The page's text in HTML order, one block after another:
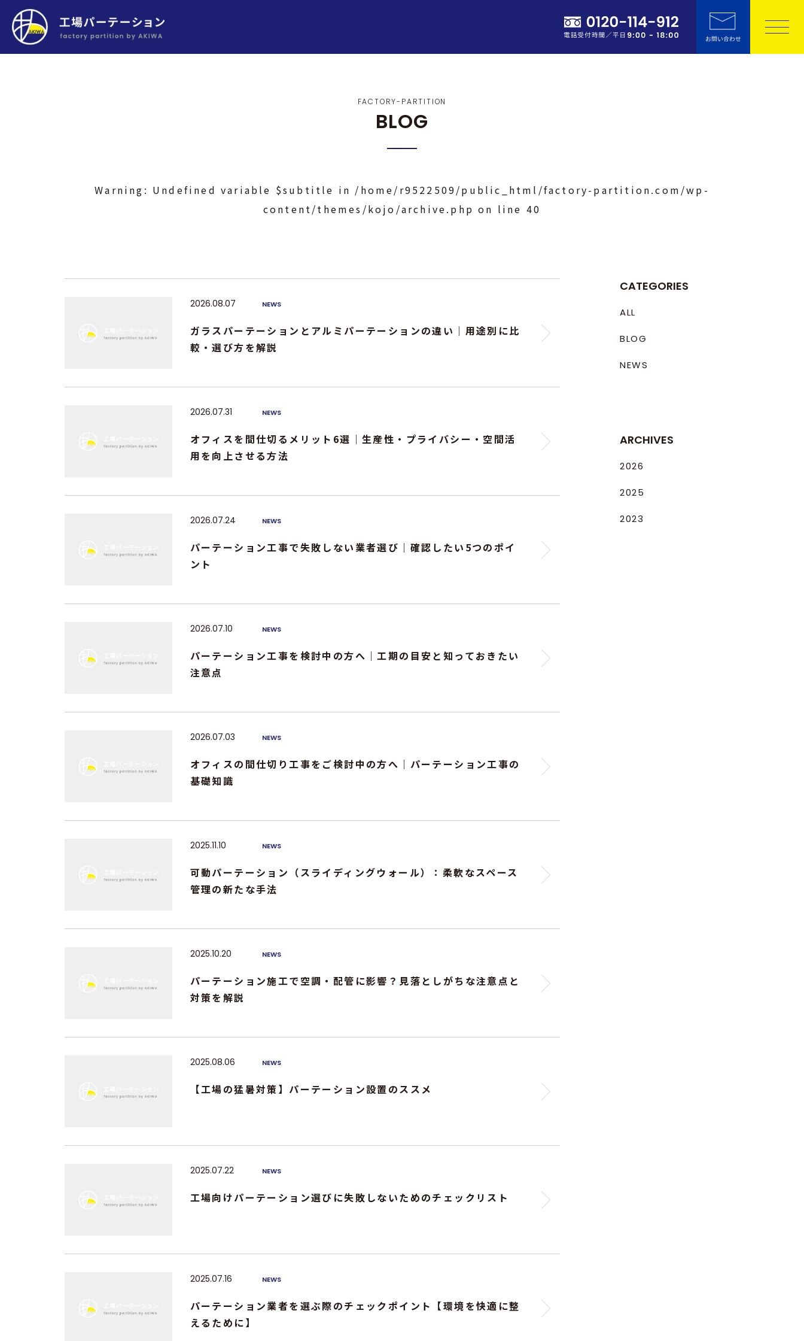
FACTORY-PARTITION
BLOG
Warning : Undefined variable $subtitle in /home/r9522509/public_html/factory-partition.com/wp-
content/themes/kojo/archive.php on line 40
2026.08.07 NEWS
ガラスパーテーションとアルミパーテーションの違い｜用途別に比
較・選び方を解説
2026.07.31 NEWS
オフィスを間仕切るメリット6選｜生産性・プライバシー・空間活
用を向上させる方法
2026.07.24 NEWS
パーテーション工事で失敗しない業者選び｜確認したい5つのポイ
ント
2026.07.10 NEWS
パーテーション工事を検討中の方へ｜工期の目安と知っておきたい
注意点
2026.07.03 NEWS
オフィスの間仕切り工事をご検討中の方へ｜パーテーション工事の
基礎知識
2025.11.10 NEWS
可動パーテーション（スライディングウォール）：柔軟なスペース
管理の新たな手法
2025.10.20 NEWS
パーテーション施工で空調・配管に影響？見落としがちな注意点と
対策を解説
2025.08.06 NEWS
【工場の猛暑対策】パーテーション設置のススメ
2025.07.22 NEWS
工場向けパーテーション選びに失敗しないためのチェックリスト
2025.07.16 NEWS
パーテーション業者を選ぶ際のチェックポイント【環境を快適に整
えるために】
CATEGORIES
ALL
BLOG
NEWS
ARCHIVES
2026
2025
2023